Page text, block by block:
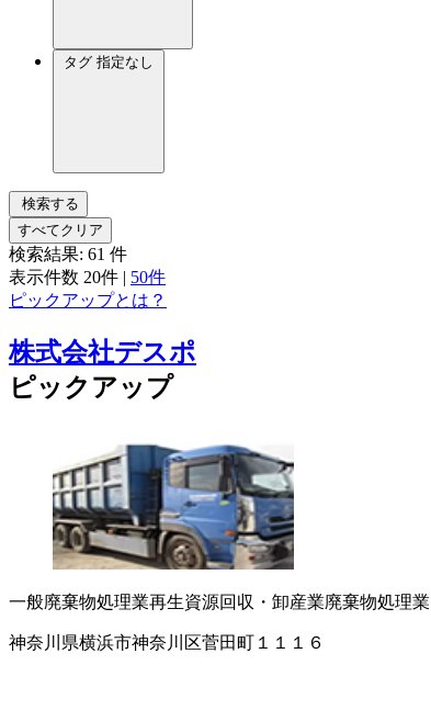
タグ 指定なし
検索する
すべてクリア
検索結果: 61 件
表示件数 20件 | 50件
ピックアップとは？
株式会社デスポ
ピックアップ
一般廃棄物処理業再生資源回収・卸産業廃棄物処理業
神奈川県横浜市神奈川区菅田町１１１６